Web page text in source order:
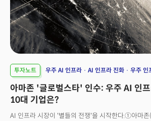
테마로 격상됐다. AI 데이터센터의 전력 수요와 우크
이란 전쟁으로 인해 촉발된 유가 충격이 결합되면서
같은 '곡괭이와 삽'의 역할을 하는 인프라 기업이 구조
테마로 떠올랐다. 하지만 블랙록이 말하는 이것은 네
아니다. 하나의 거대한 구조가 만들어내는 네 개의
투자노트 우주 AI 인프라 AI 인프라 진화 우주 인
아마존 '글로벌스타' 인수: 우주 AI 인
10대 기업은?
AI 인프라 시장이 '별들의 전쟁'을 시작한다.①아마